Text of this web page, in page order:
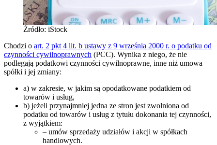
Źródło: iStock
Chodzi o art. 2 pkt 4 lit. b ustawy z 9 września 2000 r. o podatku od
czynności cywilnoprawnych (PCC). Wynika z niego, że nie
podlegają podatkowi czynności cywilnoprawne, inne niż umowa
spółki i jej zmiany:
a) w zakresie, w jakim są opodatkowane podatkiem od
towarów i usług,
b) jeżeli przynajmniej jedna ze stron jest zwolniona od
podatku od towarów i usług z tytułu dokonania tej czynności,
z wyjątkiem:
– umów sprzedaży udziałów i akcji w spółkach
handlowych.